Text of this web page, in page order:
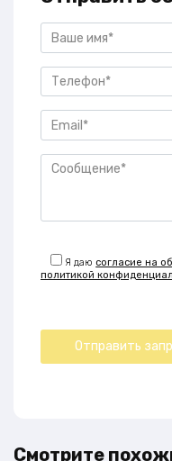
Я даюсогласие на
политикой
Смотрите